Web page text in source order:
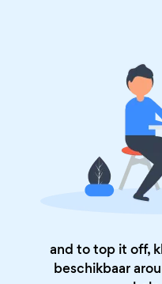
and to top it off,
beschikbaar